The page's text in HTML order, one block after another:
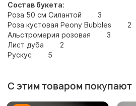
Состав букета:
Роза 50 см Силантой 3
Роза кустовая Peony Bubbles 2
Альстромерия розовая 3
Лист дуба 2
Рускус 5
С этим товаром покупают